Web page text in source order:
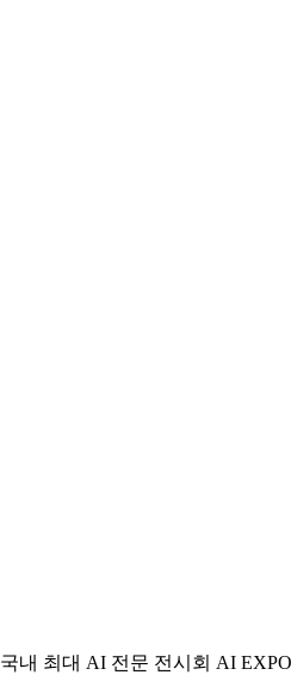
국내 최대 AI 전문 전시회 AI